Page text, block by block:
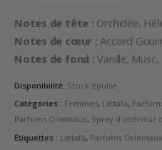
Notes de tête : Orchidée,
Notes de cœur : Accord
Notes de fond : Vanille,
Disponibilité: Stock épuisé
Catégories : Femmes, Lattafa,
Parfums Orientaux, Spray d'intérieur
Étiquettes : Lattafa, Parfums Orientaux